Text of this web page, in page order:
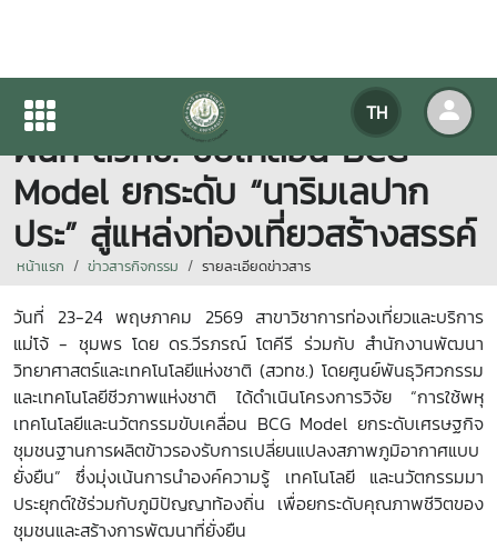
TH
สาขาวิชาการท่องเที่ยวและบริการ
ผนึก สวทช. ขับเคลื่อน BCG
Model ยกระดับ “นาริมเลปาก
ประ” สู่แหล่งท่องเที่ยวสร้างสรรค์
หน้าแรก ข่าวสารกิจกรรม รายละเอียดข่าวสาร
วันที่ 23-24 พฤษภาคม 2569 สาขาวิชาการท่องเที่ยวและบริการ
แม่โจ้ - ชุมพร โดย ดร.วีรภรณ์ โตคีรี ร่วมกับ สำนักงานพัฒนา
วิทยาศาสตร์และเทคโนโลยีแห่งชาติ (สวทช.) โดยศูนย์พันธุวิศวกรรม
และเทคโนโลยีชีวภาพแห่งชาติ ได้ดำเนินโครงการวิจัย “การใช้พหุ
เทคโนโลยีและนวัตกรรมขับเคลื่อน BCG Modelยกระดับเศรษฐกิจ
ชุมชนฐานการผลิตข้าวรองรับการเปลี่ยนแปลงสภาพภูมิอากาศแบบ
ยั่งยืน” ซึ่งมุ่งเน้นการนำองค์ความรู้ เทคโนโลยี และนวัตกรรมมา
ประยุกต์ใช้ร่วมกับภูมิปัญญาท้องถิ่น เพื่อยกระดับคุณภาพชีวิตของ
ชุมชนและสร้างการพัฒนาที่ยั่งยืน